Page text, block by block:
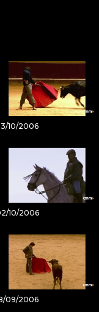
10/2006
10/2006
09/2006